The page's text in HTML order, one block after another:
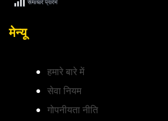
मेन्यू
हमारे बारे में
सेवा नियम
गोपनीयता नीति